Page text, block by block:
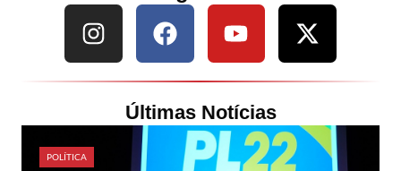
Últimas Notícias
POLÍTICA